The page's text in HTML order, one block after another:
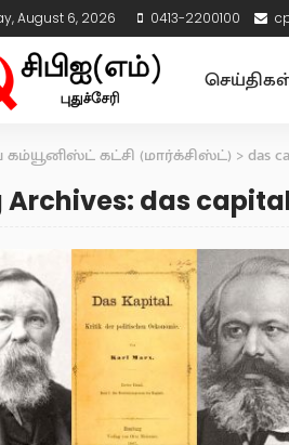
August 6, 2026 0413-2200100
கம்யூனிஸ்ட் கட்சி (மார்க்சிஸ்ட்) >das
Archives: das